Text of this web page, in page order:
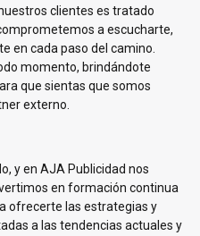
clientes es tratado
a escucharte,
en cada paso del camino.
momento, brindándote
que sientas que somos
externo.
y en AJA Publicidad nos
en formación continua
ofrecerte las estrategias y
a las tendencias actuales y